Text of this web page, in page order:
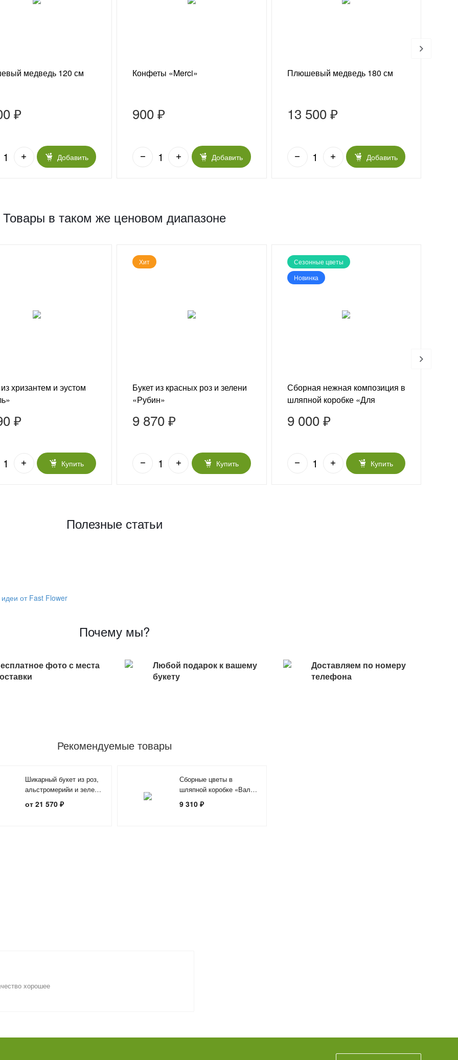
медведь 120 см
₽
Добавить
Конфеты «Merci»
900 ₽
Добавить
Плюшевый медведь 180 см
13 500 ₽
Добавить
Товары в таком же ценовом диапазоне
хризантем и эустом
₽
Купить
Хит
Букет из красных роз и зелени
«Рубин»
9 870 ₽
Купить
Сезонные цветы
Новинка
Сборная нежная композиция в
шляпной коробке «Для
9 000 ₽
Купить
Полезные статьи
от Fast Flower
Почему мы?
фото с места
Любой подарок к вашему
букету
Доставляем по номеру
телефона
Рекомендуемые товары
Шикарный букет из роз,
альстромерийи и зелени
«Вивьен»
от 21 570 ₽
Сборные цветы в
шляпной коробке «Вальс
цветов»
9 310 ₽
хорошее